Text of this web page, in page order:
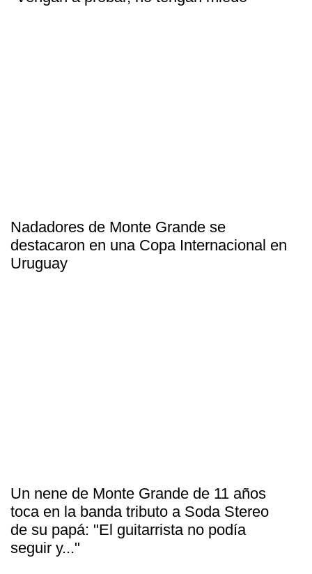
Nadadores de Monte Grande se
destacaron en una Copa Internacional en
Uruguay
Un nene de Monte Grande de 11 años
toca en la banda tributo a Soda Stereo
de su papá: "El guitarrista no podía
seguir y..."